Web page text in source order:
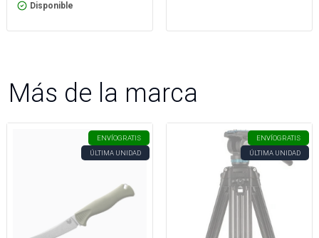
Disponible
Más de la marca
ENVÍOGRATIS
ÚLTIMA UNIDAD
ENVÍOGRATIS
ÚLTIMA UNIDAD